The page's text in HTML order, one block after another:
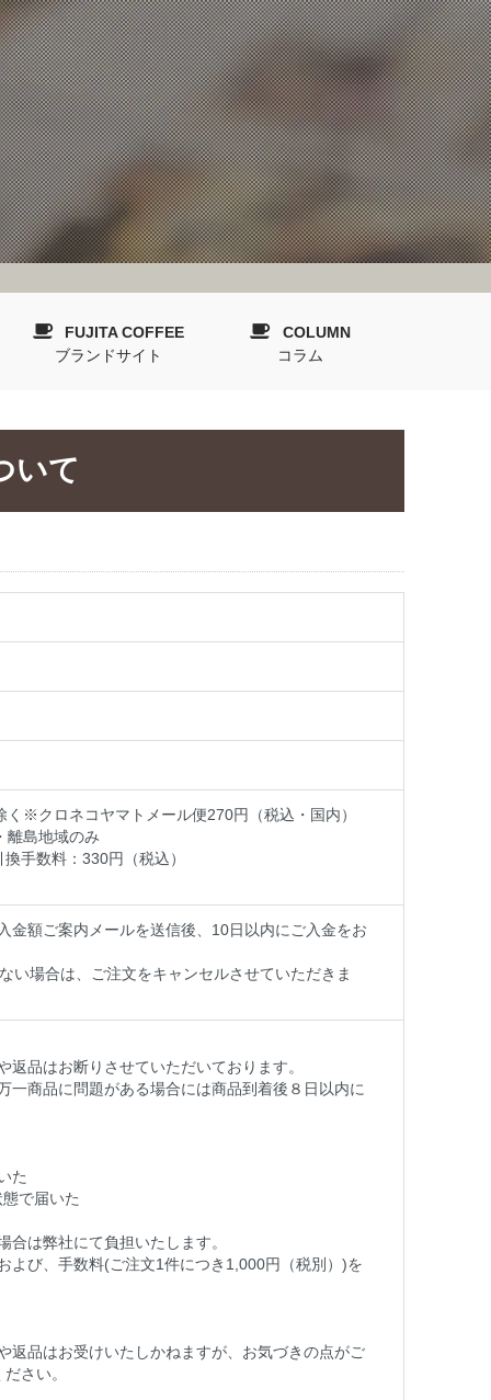
FUJITA COFFEE
ブランドサイト
COLUMN
コラム
いて
※クロネコヤマトメール便270円（税込・国内）
離島地域のみ
手数料：330円（税込）
金額ご案内メールを送信後、10日以内にご入金をお
い場合は、ご注文をキャンセルさせていただきま
品はお断りさせていただいております。
一商品に問題がある場合には商品到着後８日以内に
た
で届いた
は弊社にて負担いたします。
よび、手数料(ご注文1件につき1,000円（税別）)を
返品はお受けいたしかねますが、お気づきの点がご
さい。